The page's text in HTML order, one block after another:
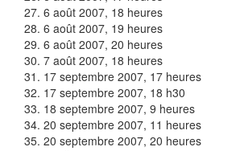
27. 6 août 2007, 18 heures
28. 6 août 2007, 19 heures
29. 6 août 2007, 20 heures
30. 7 août 2007, 18 heures
31. 17 septembre 2007, 17 heures
32. 17 septembre 2007, 18 h30
33. 18 septembre 2007, 9 heures
34. 20 septembre 2007, 11 heures
35. 20 septembre 2007, 20 heures